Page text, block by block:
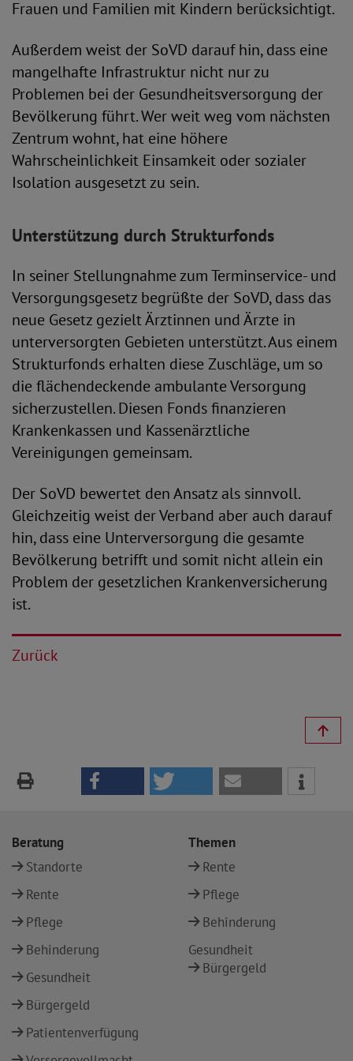
Frauen und Familien mit Kindern berücksichtigt.
Außerdem weist der SoVD darauf hin, dass eine
mangelhafte Infrastruktur nicht nur zu
Problemen bei der Gesundheitsversorgung der
Bevölkerung führt. Wer weit weg vom nächsten
Zentrum wohnt, hat eine höhere
Wahrscheinlichkeit Einsamkeit oder sozialer
Isolation ausgesetzt zu sein.
Unterstützung durch Strukturfonds
In seiner Stellungnahme zum Terminservice- und
Versorgungsgesetz begrüßte der SoVD, dass das
neue Gesetz gezielt Ärztinnen und Ärzte in
unterversorgten Gebieten unterstützt. Aus einem
Strukturfonds erhalten diese Zuschläge, um so
die flächendeckende ambulante Versorgung
sicherzustellen. Diesen Fonds finanzieren
Krankenkassen und Kassenärztliche
Vereinigungen gemeinsam.
Der SoVD bewertet den Ansatz als sinnvoll.
Gleichzeitig weist der Verband aber auch darauf
hin, dass eine Unterversorgung die gesamte
Bevölkerung betrifft und somit nicht allein ein
Problem der gesetzlichen Krankenversicherung
ist.
Zurück
Beratung
Standorte
Rente
Pflege
Behinderung
Gesundheit
Bürgergeld
Patientenverfügung
Themen
Rente
Pflege
Behinderung
Gesundheit
Bürgergeld